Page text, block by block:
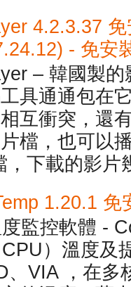
4.2.3.37
- 免安
– 韓國製
具通通包在
互衝突，還
檔，也可以
，下載的影片
1.20.1 免
監控軟體 -
）溫度及
、VIA ，在多